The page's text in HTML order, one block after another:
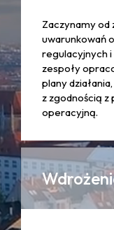
Zaczynamy
uwarunkowań
regulacyjnych
zespoły
plany
z zgodnością z
operacyjną.